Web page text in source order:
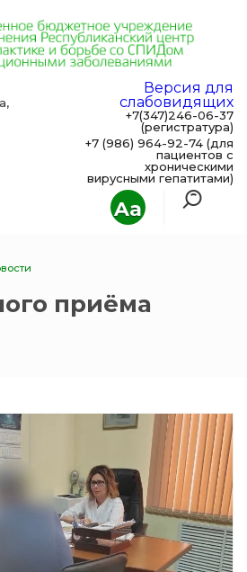
Aa
Версия для
слабовидящих
+7(347)246-06-37
(регистратура)
+7 (986) 964-92-74 (для
пациентов с
хроническими
вирусными гепатитами)
приёма